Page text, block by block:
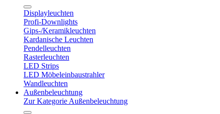
Displayleuchten
Profi-Downlights
Gips-/Keramikleuchten
Kardanische Leuchten
Pendelleuchten
Rasterleuchten
LED Strips
LED Möbeleinbaustrahler
Wandleuchten
Außenbeleuchtung
Zur Kategorie Außenbeleuchtung